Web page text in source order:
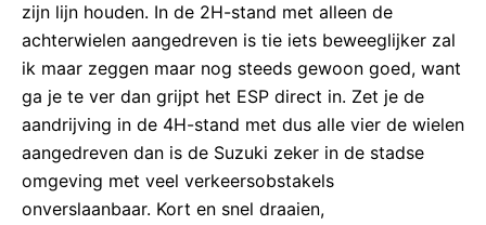
zijn lijn houden. In de 2H-stand met alleen de
achterwielen aangedreven is tie iets beweeglijker zal
ik maar zeggen maar nog steeds gewoon goed, want
ga je te ver dan grijpt het ESP direct in. Zet je de
aandrijving in de 4H-stand met dus alle vier de wielen
aangedreven dan is de Suzuki zeker in de stadse
omgeving met veel verkeersobstakels
onverslaanbaar. Kort en snel draaien,